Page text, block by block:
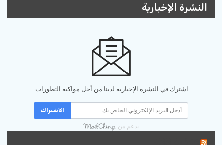
النشرة الإخبارية
اشترك في النشرة الإخبارية لدينا من أجل مواكبة التطورات.
الاشتراك
بدعم من